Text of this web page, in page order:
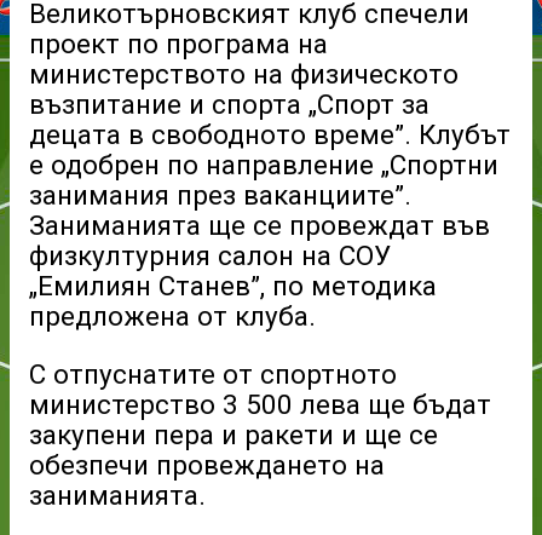
Великотърновският клуб спечели
проект по програма на
министерството на физическото
възпитание и спорта „Спорт за
децата в свободното време”. Клубът
е одобрен по направление „Спортни
занимания през ваканциите”.
Заниманията ще се провеждат във
физкултурния салон на СОУ
„Емилиян Станев”, по методика
предложена от клуба.
С отпуснатите от спортното
министерство 3 500 лева ще бъдат
закупени пера и ракети и ще се
обезпечи провеждането на
заниманията.